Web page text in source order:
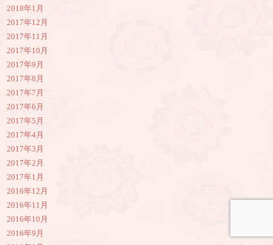
2018年1月
2017年12月
2017年11月
2017年10月
2017年9月
2017年8月
2017年7月
2017年6月
2017年5月
2017年4月
2017年3月
2017年2月
2017年1月
2016年12月
2016年11月
2016年10月
2016年9月